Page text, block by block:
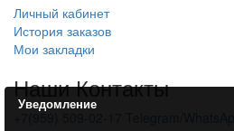
Личный кабинет
История заказов
Мои закладки
Наши Контакты
+7(959) 509-02-17 Telegram/WhatsApp
Уведомление